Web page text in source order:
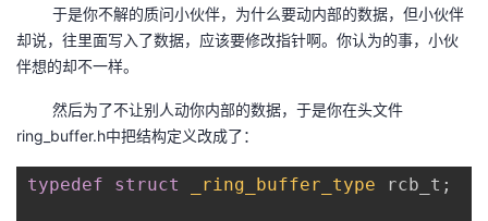
于是你不解的质问小伙伴，为什么要动内部的数据，但小伙伴
却说，往里面写入了数据，应该要修改指针啊。你认为的事，小伙
伴想的却不一样。
然后为了不让别人动你内部的数据，于是你在头文件
ring_buffer.h中把结构定义改成了：
typedef struct _ring_buffer_type rcb_t ;